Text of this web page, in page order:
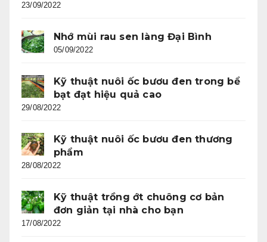
23/09/2022
Nhớ mùi rau sen làng Đại Bình
05/09/2022
Kỹ thuật nuôi ốc bươu đen trong bể
bạt đạt hiệu quả cao
29/08/2022
Kỹ thuật nuôi ốc bươu đen thương
phẩm
28/08/2022
Kỹ thuật trồng ớt chuông cơ bản
đơn giản tại nhà cho bạn
17/08/2022